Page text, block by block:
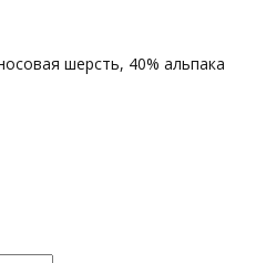
шерсть, 40% альпака